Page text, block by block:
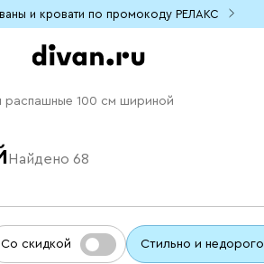
и кровати по промокоду РЕЛАКС
100 см шириной
Найдено 68
Со скидкой Стильно и недорого